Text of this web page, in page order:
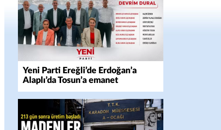
Yeni Parti Ereğli’de Erdoğan’a
Alaplı’da Tosun’a emanet